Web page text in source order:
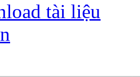
tài liệu